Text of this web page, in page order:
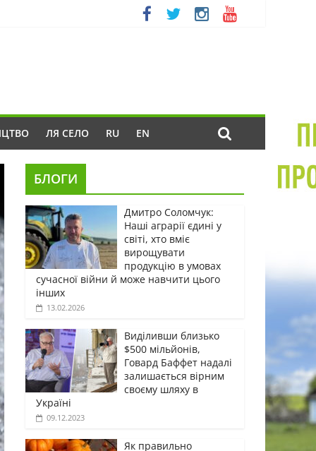
ЛЯ СЕЛО RU EN
БЛОГИ
Дмитро Соломчук:
Наші аграрії єдині у
світі, хто вміє
вирощувати
продукцію в умовах
сучасної війни й може навчити цього
інших
13.02.2026
Виділивши близько
$500 мільйонів,
Говард Баффет надалі
залишається вірним
своєму шляху в
Україні
09.12.2023
Як правильно